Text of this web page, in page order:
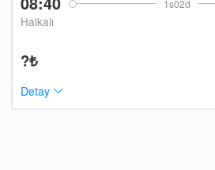
1s02d
Halkalı
?₺
Detay